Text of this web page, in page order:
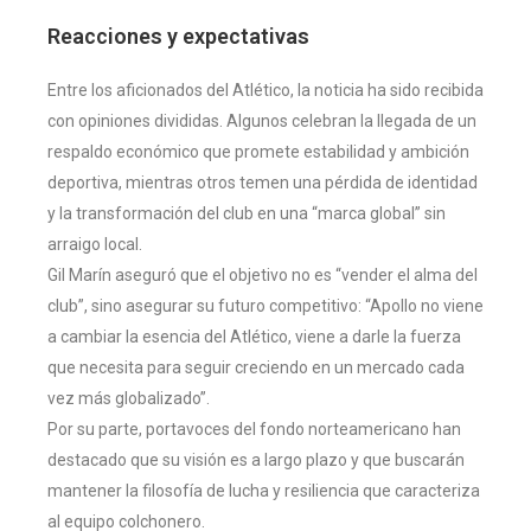
Reacciones y expectativas
Entre los aficionados del Atlético, la noticia ha sido recibida
con opiniones divididas. Algunos celebran la llegada de un
respaldo económico que promete estabilidad y ambición
deportiva, mientras otros temen una pérdida de identidad
y la transformación del club en una “marca global” sin
arraigo local.
Gil Marín aseguró que el objetivo no es “vender el alma del
club”, sino asegurar su futuro competitivo: “Apollo no viene
a cambiar la esencia del Atlético, viene a darle la fuerza
que necesita para seguir creciendo en un mercado cada
vez más globalizado”.
Por su parte, portavoces del fondo norteamericano han
destacado que su visión es a largo plazo y que buscarán
mantener la filosofía de lucha y resiliencia que caracteriza
al equipo colchonero.